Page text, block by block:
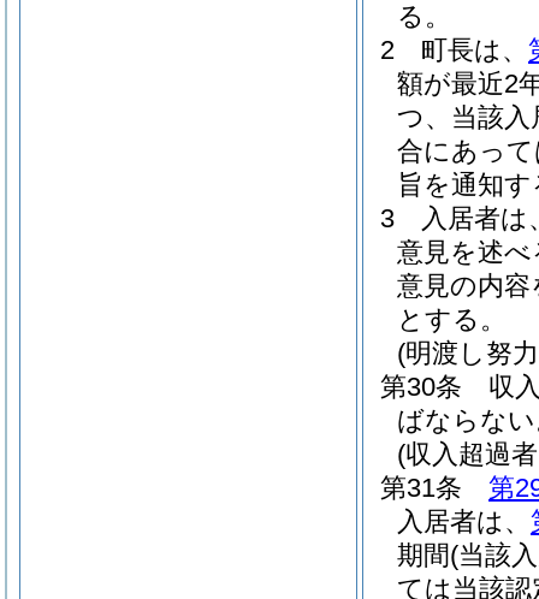
る。
2
町長は、
額が最近2
つ、当該
合にあっ
旨を通知
3
入居者は
意見を述
意見の内
とする。
(明渡し努
第30条
収
ばならな
(収入超過
第31条
第
入居者は、
期間(当該
ては当該